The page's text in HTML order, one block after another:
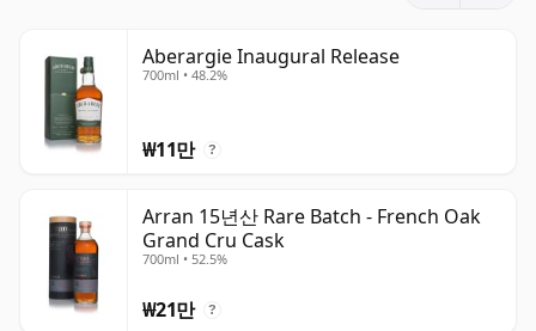
Aberargie Inaugural Release
700ml • 48.2%
₩11만 ?
Arran 15년산 Rare Batch - French Oak
Grand Cru Cask
700ml • 52.5%
₩21만 ?